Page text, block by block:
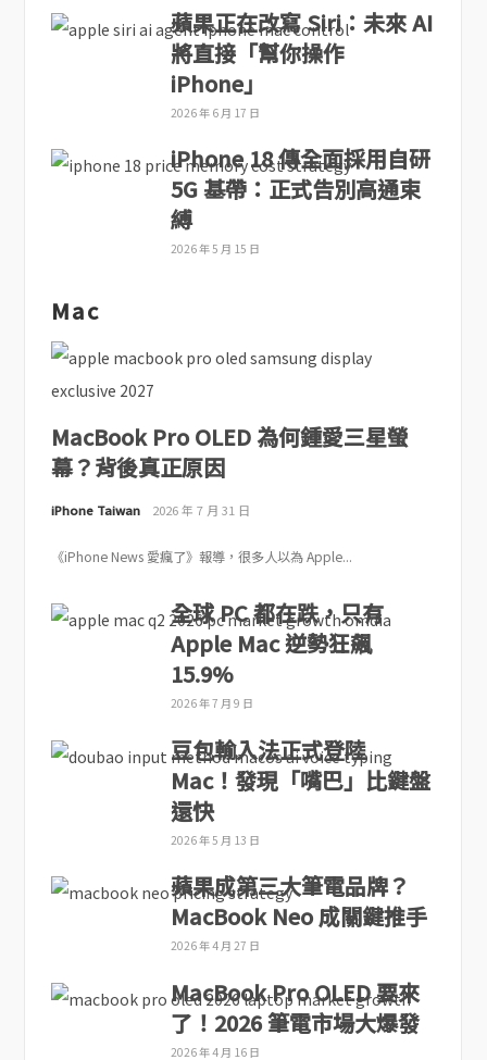
蘋果正在改寫 Siri：未來 AI
將直接「幫你操作
iPhone」
2026 年 6 月 17 日
iPhone 18 傳全面採用自研
5G 基帶：正式告別高通束
縛
2026 年 5 月 15 日
Mac
MacBook Pro OLED 為何鍾愛三星螢
幕？背後真正原因
iPhone Taiwan 2026 年 7 月 31 日
《iPhone News 愛瘋了》報導，很多人以為 Apple...
全球 PC 都在跌，只有
Apple Mac 逆勢狂飆
15.9%
2026 年 7 月 9 日
豆包輸入法正式登陸
Mac！發現「嘴巴」比鍵盤
還快
2026 年 5 月 13 日
蘋果成第三大筆電品牌？
MacBook Neo 成關鍵推手
2026 年 4 月 27 日
MacBook Pro OLED 要來
了！2026 筆電市場大爆發
2026 年 4 月 16 日